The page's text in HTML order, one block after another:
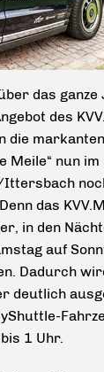
das ganze
des
die
Meile“ nun
das
in den
auf
Dadurch
deutlich
1 Uhr.